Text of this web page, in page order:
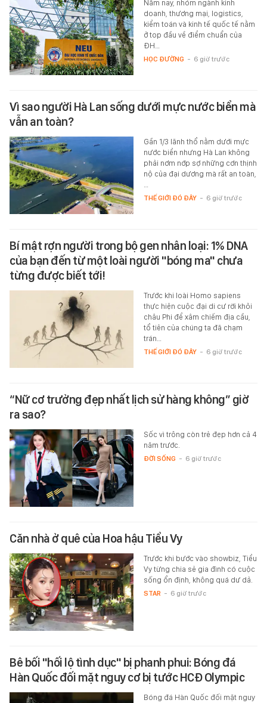
Năm nay, nhóm ngành kinh
doanh, thương mại, logistics,
kiểm toán và kinh tế quốc tế nằm
ở top đầu về điểm chuẩn của
ĐH…
HỌC ĐƯỜNG - 6 giờ trước
Vì sao người Hà Lan sống dưới mực nước biển mà
vẫn an toàn?
Gần 1/3 lãnh thổ nằm dưới mực
nước biển nhưng Hà Lan không
phải nơm nớp sợ những cơn thịnh
nộ của đại dương mà rất an toàn,
…
THẾ GIỚI ĐÓ ĐÂY - 6 giờ trước
Bí mật rợn người trong bộ gen nhân loại: 1% DNA
của bạn đến từ một loài người "bóng ma" chưa
từng được biết tới!
Trước khi loài Homo sapiens
thực hiện cuộc đại di cư rời khỏi
châu Phi để xâm chiếm địa cầu,
tổ tiên của chúng ta đã chạm
trán…
THẾ GIỚI ĐÓ ĐÂY - 6 giờ trước
“Nữ cơ trưởng đẹp nhất lịch sử hàng không” giờ
ra sao?
Sốc vì trông còn trẻ đẹp hơn cả 4
năm trước.
ĐỜI SỐNG - 6 giờ trước
Căn nhà ở quê của Hoa hậu Tiểu Vy
Trước khi bước vào showbiz, Tiểu
Vy từng chia sẻ gia đình có cuộc
sống ổn định, không quá dư dả.
STAR - 6 giờ trước
Bê bối "hối lộ tình dục" bị phanh phui: Bóng đá
Hàn Quốc đối mặt nguy cơ bị tước HCĐ Olympic
Bóng đá Hàn Quốc đối mặt nguy